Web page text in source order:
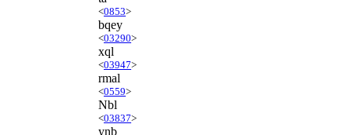
<0853>
bqey
<03290>
xql
<03947>
rmal
<0559>
Nbl
<03837>
ynb